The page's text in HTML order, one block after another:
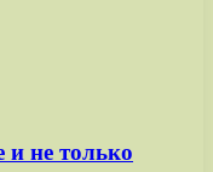
и не только